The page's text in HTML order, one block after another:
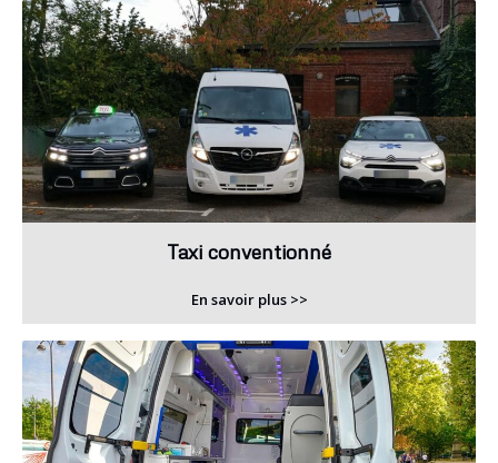
Taxi conventionné
En savoir plus >>